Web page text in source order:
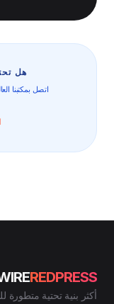
هل
اتصل بمكتبنا
REDPRESS
أكثر بنية تحتية متطورة